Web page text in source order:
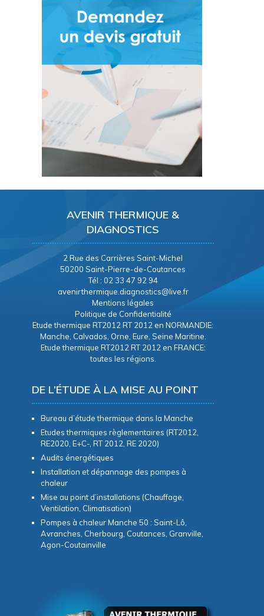
AVENIR THERMIQUE &
DIAGNOSTICS
2 Rue des Carrières Saint-Michel
50200 Saint-Pierre-de-Coutances
Tél : 02 33 47 92 94
avenirthermique.diagnostics@live.fr
Mentions légales
Politique de Confidentialité
Etude thermique RT2012 RT 2012 en NORMANDIE:
Manche, Calvados, Orne, Eure, Seine Maritine.
Etude thermique RT2012 RT 2012 en FRANCE:
toutes les régions.
DE L’ÉTUDE À LA MISE AU POINT
Bureau d’étude thermique dans la Manche
Etudes thermiques règlementaires (RT2012,
RE2020, E+C-, RT 2012, RE 2020)
Audits énergétiques
Installation et dépannage des pompes à
chaleur
Mise au point d’installations (Chauffage,
Ventilation, Climatisation)
Pompes à chaleur Manche 50 : Saint-Lô,
Avranches, Cherbourg, Coutances, Granville,
Agon-Coutainville